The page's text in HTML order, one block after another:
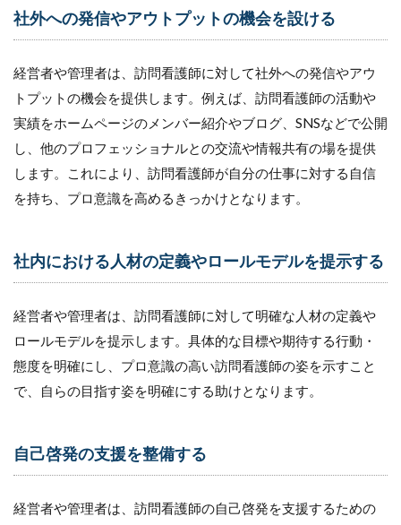
社外への発信やアウトプットの機会を設ける
経営者や管理者は、訪問看護師に対して社外への発信やアウ
トプットの機会を提供します。例えば、訪問看護師の活動や
実績をホームページのメンバー紹介やブログ、SNSなどで公開
し、他のプロフェッショナルとの交流や情報共有の場を提供
します。これにより、訪問看護師が自分の仕事に対する自信
を持ち、プロ意識を高めるきっかけとなります。
社内における人材の定義やロールモデルを提示する
経営者や管理者は、訪問看護師に対して明確な人材の定義や
ロールモデルを提示します。具体的な目標や期待する行動・
態度を明確にし、プロ意識の高い訪問看護師の姿を示すこと
で、自らの目指す姿を明確にする助けとなります。
自己啓発の支援を整備する
経営者や管理者は、訪問看護師の自己啓発を支援するための